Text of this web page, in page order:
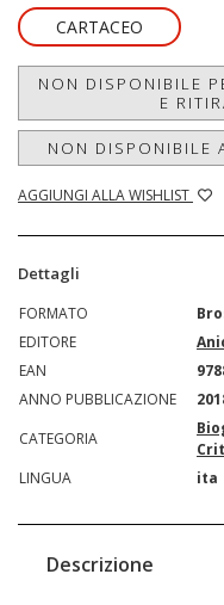
CARTACEO
NON DISPONIBILE
E
NON DISPONIBILE
AGGIUNGI ALLA WISHLIST
Dettagli
FORMATO
EDITORE
EAN
ANNO PUBBLICAZIONE
CATEGORIA
LINGUA
ita
Descrizione